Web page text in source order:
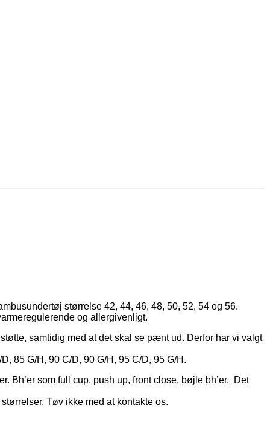
størrelse 42, 44, 46, 48, 50, 52, 54 og 56.
og allergivenligt.
samtidig med at det skal se pænt ud. Derfor har vi valgt
85 G/H, 90 C/D, 90 G/H, 95 C/D, 95 G/H.
Bh’er som full cup, push up, front close, bøjle bh’er. Det
Tøv ikke med at kontakte os.